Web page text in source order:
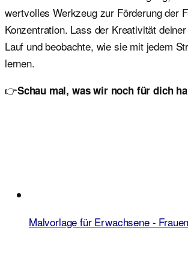
wertvolles Werkzeug zur Förderung der
Konzentration. Lass der Kreativität
Lauf und beobachte, wie sie mit jedem
lernen.
👉Schau mal, was wir noch für dich
Malvorlage für Erwachsene - Frauen